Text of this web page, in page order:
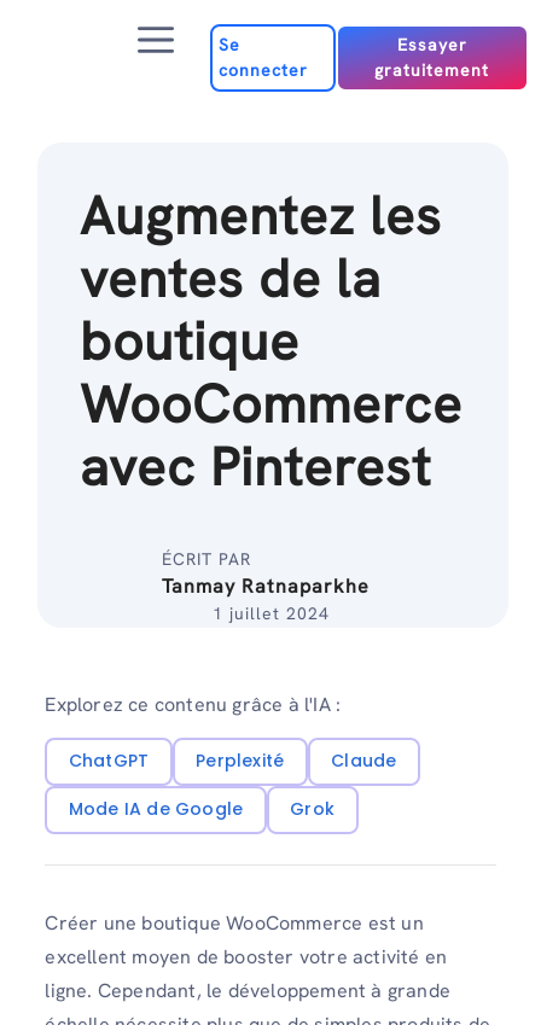
Menu
Se
connecter
Essayer
gratuitement
Augmentez les
ventes de la
boutique
WooCommerce
avec Pinterest
ÉCRIT PAR
Tanmay Ratnaparkhe
1 juillet 2024
Explorez ce contenu grâce à l'IA :
ChatGPT Perplexité
Claude
Mode IA de Google
Grok
Créer une boutique WooCommerce est un
excellent moyen de booster votre activité en
ligne. Cependant, le développement à grande